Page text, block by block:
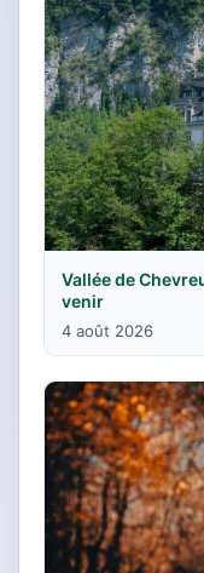
Vallée de
venir
4 août 2026